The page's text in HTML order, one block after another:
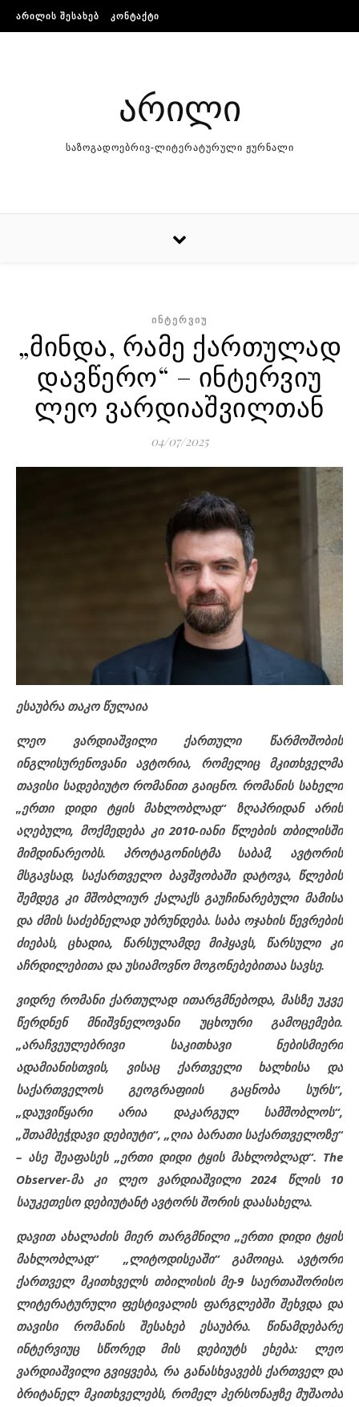
Skip to content
ᲐᲠᲘᲚᲘᲡ ᲨᲔᲡᲐᲮᲔᲑ ᲙᲝᲜᲢᲐᲥᲢᲘ
არილი
საზოგადოებრივ-ლიტერატურული ჟურნალი
ᲘᲜᲢᲔᲠᲕᲘᲣ
„მინდა, რამე ქართულად
დავწერო“ – ინტერვიუ
ლეო ვარდიაშვილთან
04/07/2025
ესაუბრა თაკო წულაია
ლეო ვარდიაშვილი ქართული წარმოშობის
ინგლისურენოვანი ავტორია, რომელიც მკითხველმა
თავისი სადებიუტო რომანით გაიცნო. რომანის სახელი
„ერთი დიდი ტყის მახლობლად“ ზღაპრიდან არის
აღებული, მოქმედება კი 2010-იანი წლების თბილისში
მიმდინარეობს. პროტაგონისტმა საბამ, ავტორის
მსგავსად, საქართველო ბავშვობაში დატოვა, წლების
შემდეგ კი მშობლიურ ქალაქს გაუჩინარებული მამისა
და ძმის საძებნელად უბრუნდება. საბა ოჯახის წევრების
ძიებას, ცხადია, წარსულამდე მიჰყავს, წარსული კი
აჩრდილებითა და უსიამოვნო მოგონებებითაა სავსე.
ვიდრე რომანი ქართულად ითარგმნებოდა, მასზე უკვე
წერდნენ მნიშვნელოვანი უცხოური გამოცემები.
„არაჩვეულებრივი საკითხავი ნებისმიერი
ადამიანისთვის, ვისაც ქართველი ხალხისა და
საქართველოს გეოგრაფიის გაცნობა სურს“,
„დაუვიწყარი არია დაკარგულ სამშობლოს“,
„შთამბეჭდავი დებიუტი“, „ღია ბარათი საქართველოზე“
– ასე შეაფასეს „ერთი დიდი ტყის მახლობლად“. The
Observer-მა კი ლეო ვარდიაშვილი 2024 წლის 10
საუკეთესო დებიუტანტ ავტორს შორის დაასახელა.
დავით ახალაძის მიერ თარგმნილი „ერთი დიდი ტყის
მახლობლად“ „ლიტოდისეაში“ გამოიცა. ავტორი
ქართველ მკითხველს თბილისის მე-9 საერთაშორისო
ლიტერატურული ფესტივალის ფარგლებში შეხვდა და
თავისი რომანის შესახებ ესაუბრა. წინამდებარე
ინტერვიუც სწორედ მის დებიუტს ეხება: ლეო
ვარდიაშვილი გვიყვება, რა განასხვავებს ქართველ და
ბრიტანელ მკითხველებს, რომელ პერსონაჟზე მუშაობა